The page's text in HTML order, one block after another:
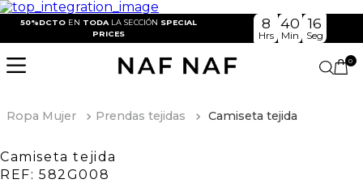
50%DCTO EN TODA LA SECCIÓN SPECIAL
PRICES
8
Hrs
40
Min
16
Seg
0
Ropa Mujer Prendas tejidas Camiseta tejida
Camiseta tejida
REF: 582G008